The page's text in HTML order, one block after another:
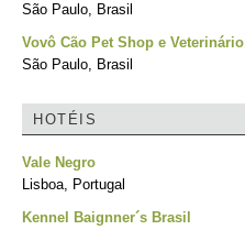
São Paulo, Brasil
Vovô Cão Pet Shop e Veterinário
São Paulo, Brasil
HOTÉIS
Vale Negro
Lisboa, Portugal
Kennel Baignner´s Brasil